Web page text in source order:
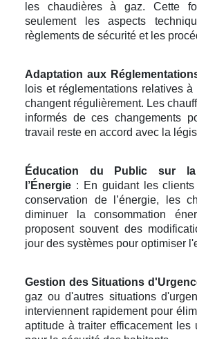
les chaudières à gaz. Cette
seulement les aspects
règlements de sécurité et les
Adaptation aux
lois et réglementations relatives
changent régulièrement. Les
informés de ces changements
travail reste en accord avec la
Éducation du Public sur
l’Énergie : En guidant les
conservation de l’énergie, les
diminuer la consommation
proposent souvent des
jour des systèmes pour optimiser
Gestion des Situations
gaz ou d'autres situations
interviennent rapidement pour
aptitude à traiter efficacement les